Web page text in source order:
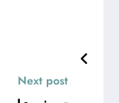
Next post